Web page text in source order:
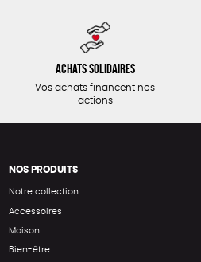
Achats solidaires
Vos achats financent nos
actions
NOS PRODUITS
Notre collection
Accessoires
Maison
Bien-être